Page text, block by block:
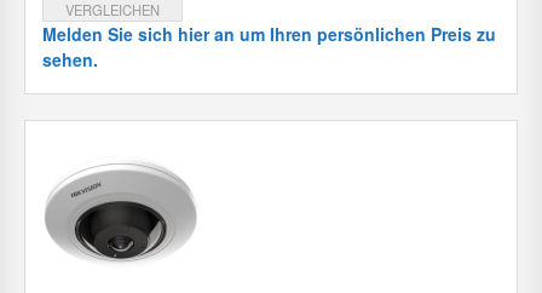
VERGLEICHEN
Melden Sie sich hier an um Ihren persönlichen Preis zu
sehen.